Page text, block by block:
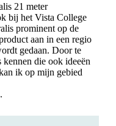
21 meter
bij het Vista College
prominent op de
aan in een regio
gedaan. Door te
die ook ideeën
ik op mijn gebied